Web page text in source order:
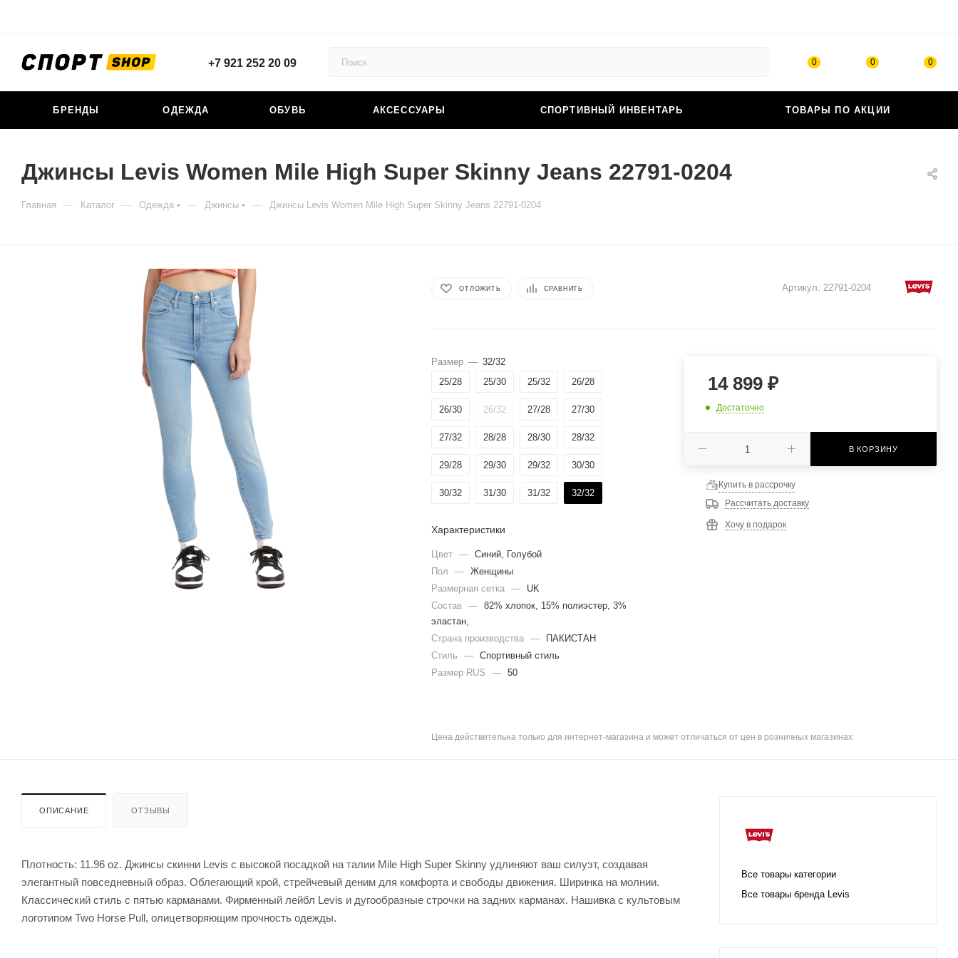
+7 921 252 20 09 0 0 0
БРЕНДЫ ОДЕЖДА ОБУВЬ АКСЕССУАРЫ СПОРТИВНЫЙ ИНВЕНТАРЬ ТОВАРЫ ПО АКЦИИ
Джинсы Levis Women Mile High Super Skinny Jeans 22791-0204
Главная — Каталог — Одежда — Джинсы — Джинсы Levis Women Mile High Super Skinny Jeans 22791-0204
ОТЛОЖИТЬ СРАВНИТЬ Артикул: 22791-0204
Размер — 32/32
25/28
25/30 25/32 26/28
26/30 26/32 27/28 27/30
27/32 28/28 28/30 28/32
29/28 29/30 29/32 30/30
30/32 31/30 31/32 32/32
Характеристики
Цвет —
Синий, Голубой
Пол
—
Женщины
Размерная сетка
—
UK
Состав
—
82% хлопок, 15% полиэстер, 3%
эластан,
Страна производства
—
ПАКИСТАН
Стиль
—
Спортивный стиль
Размер RUS
— 50
14 899₽
Достаточно
В КОРЗИНУ
Купить в рассрочку
Рассчитать доставку
Хочу в подарок
Цена действительна только для интернет-магазина и может отличаться от цен в розничных магазинах
ОПИСАНИЕ ОТЗЫВЫ
Плотность: 11.96 oz. Джинсы скинни Levis с высокой посадкой на талии Mile High Super Skinny удлиняют ваш силуэт, создавая
элегантный повседневный образ. Облегающий крой, стрейчевый деним для комфорта и свободы движения. Ширинка на молнии.
Классический стиль с пятью карманами. Фирменный лейбл Levis и дугообразные строчки на задних карманах. Нашивка с культовым
логотипом Two Horse Pull, олицетворяющим прочность одежды.
Все товары категории
Все товары бренда Levis